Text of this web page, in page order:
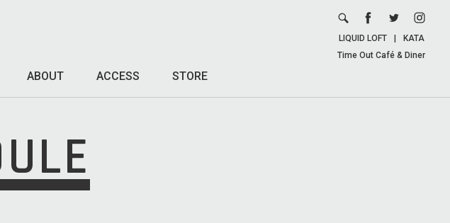
ABOUT ACCESS STORE
LIQUID LOFT
KATA
Time Out Café & Diner